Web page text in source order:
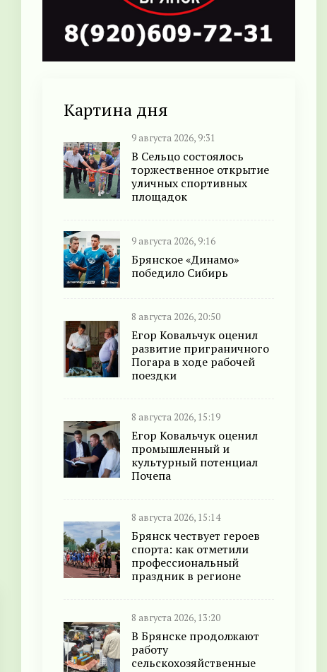
Картина дня
9 августа 2026, 9:31
В Сельцо состоялось
торжественное открытие
уличных спортивных
площадок
9 августа 2026, 9:16
Брянское «Динамо»
победило Сибирь
8 августа 2026, 20:50
Егор Ковальчук оценил
развитие приграничного
Погара в ходе рабочей
поездки
8 августа 2026, 15:19
Егор Ковальчук оценил
промышленный и
культурный потенциал
Почепа
8 августа 2026, 15:14
Брянск чествует героев
спорта: как отметили
профессиональный
праздник в регионе
8 августа 2026, 13:20
В Брянске продолжают
работу
сельскохозяйственные